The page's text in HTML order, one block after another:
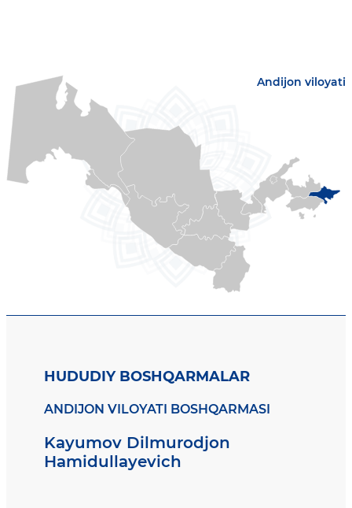
Andijon viloyati
HUDUDIY BOSHQARMALAR
ANDIJON VILOYATI BOSHQARMASI
Kayumov Dilmurodjon
Hamidullayevich